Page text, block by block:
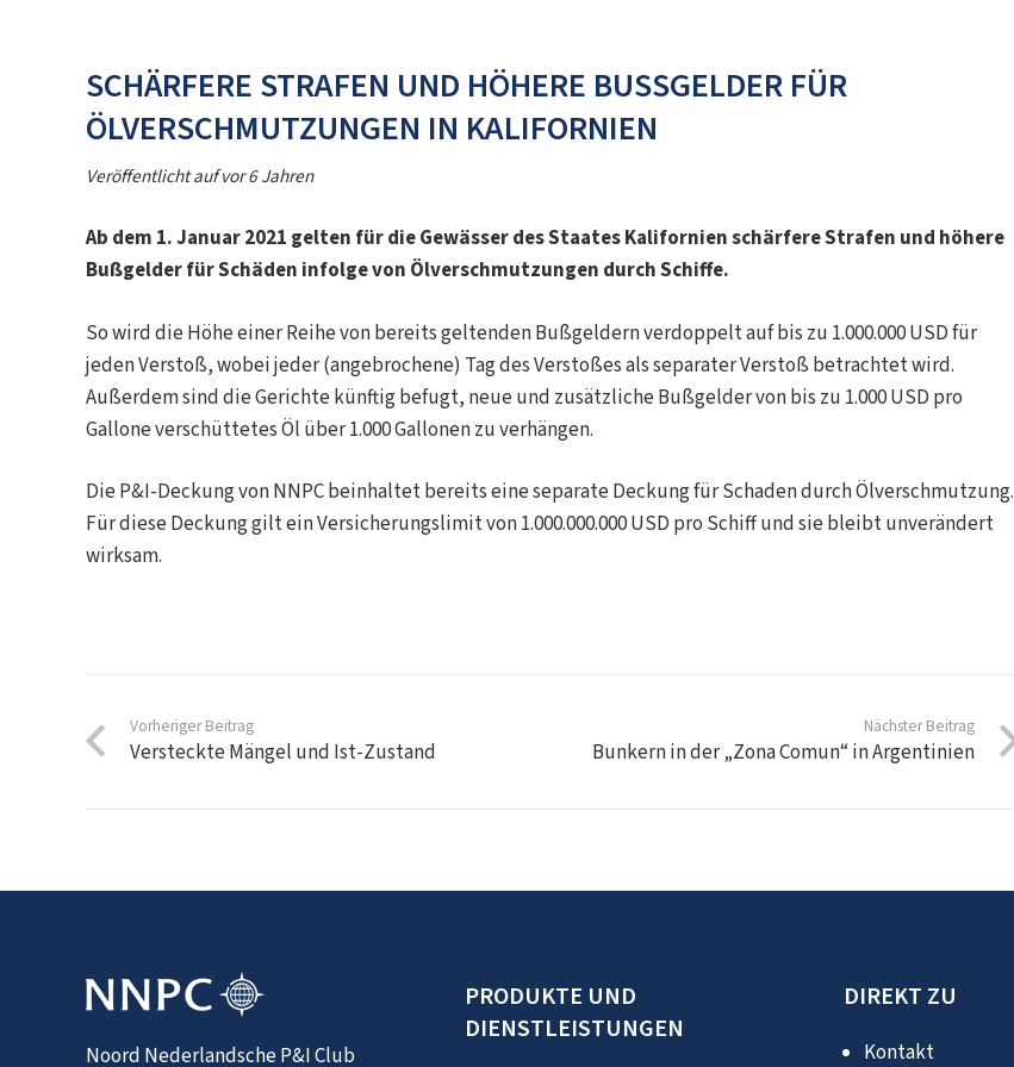
SCHÄRFERE STRAFEN UND HÖHERE BUSSGELDER FÜR Ö
LVERSCHMUTZUNGEN IN KALIFORNIEN
Veröffentlicht aufvor 6 Jahren
Ab dem 1. Januar 2021 gelten für die Gewässer des Staates Kalifornien schärfere Strafen und höhere
Bußgelder für Schäden infolge von Ölverschmutzungen durch Schiffe.
So wird die Höhe einer Reihe von bereits geltenden Bußgeldern verdoppelt auf bis zu 1.000.000 USD für
jeden Verstoß, wobei jeder (angebrochene) Tag des Verstoßes als separater Verstoß betrachtet wird.
Außerdem sind die Gerichte künftig befugt, neue und zusätzliche Bußgelder von bis zu 1.000 USD pro
Gallone verschüttetes Öl über 1.000 Gallonen zu verhängen.
Die P&I-Deckung von NNPC beinhaltet bereits eine separate Deckung für Schaden durch Ölverschmutzung.
Für diese Deckung gilt ein Versicherungslimit von 1.000.000.000 USD pro Schiff und sie bleibt unverändert
wirksam.
Vorheriger Beitrag
Versteckte Mängel und Ist-Zustand
Nächster Beitrag
Bunkern in der „Zona Comun“ in Argentinien
Noord Nederlandsche P&I Club
PRODUKTE UND
DIENSTLEISTUNGEN
DIREKT ZU
Kontakt